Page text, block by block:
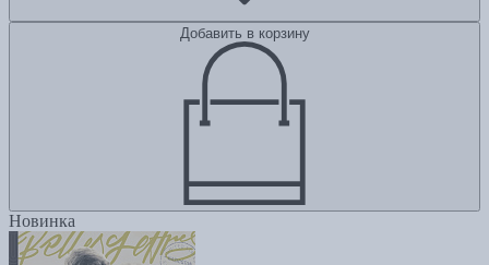
Добавить в корзину
Новинка